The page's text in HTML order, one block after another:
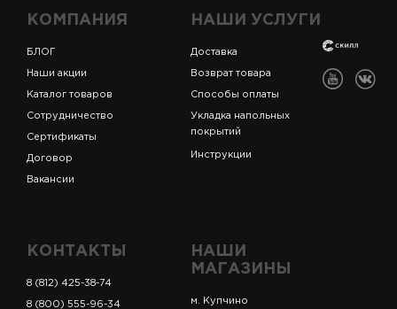
КОМПАНИЯ
БЛОГ
Наши акции
Каталог товаров
Сотрудничество
Сертификаты
Договор
Вакансии
НАШИ УСЛУГИ
Доставка
Возврат товара
Способы оплаты
Укладка напольных
покрытий
Инструкции
КОНТАКТЫ
8 (812) 425-38-74
8 (800) 555-96-34
НАШИ
МАГАЗИНЫ
м. Купчино